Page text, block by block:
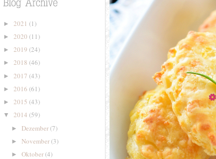
► 2021 (1)
► 2020 (11)
► 2019 (24)
► 2018 (46)
► 2017 (43)
► 2016 (61)
► 2015 (43)
▼ 2014 (59)
► Dezember(7)
► November(3)
► Oktober(4)